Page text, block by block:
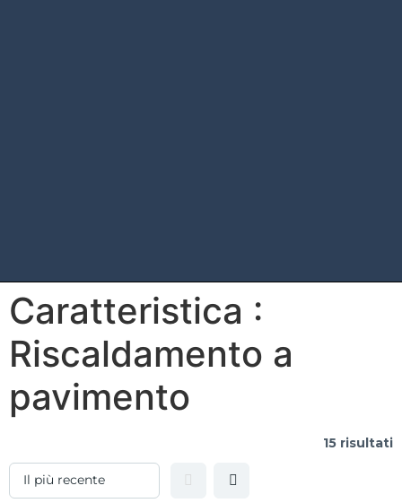
Caratteristica :
Riscaldamento a
pavimento
15 risultati